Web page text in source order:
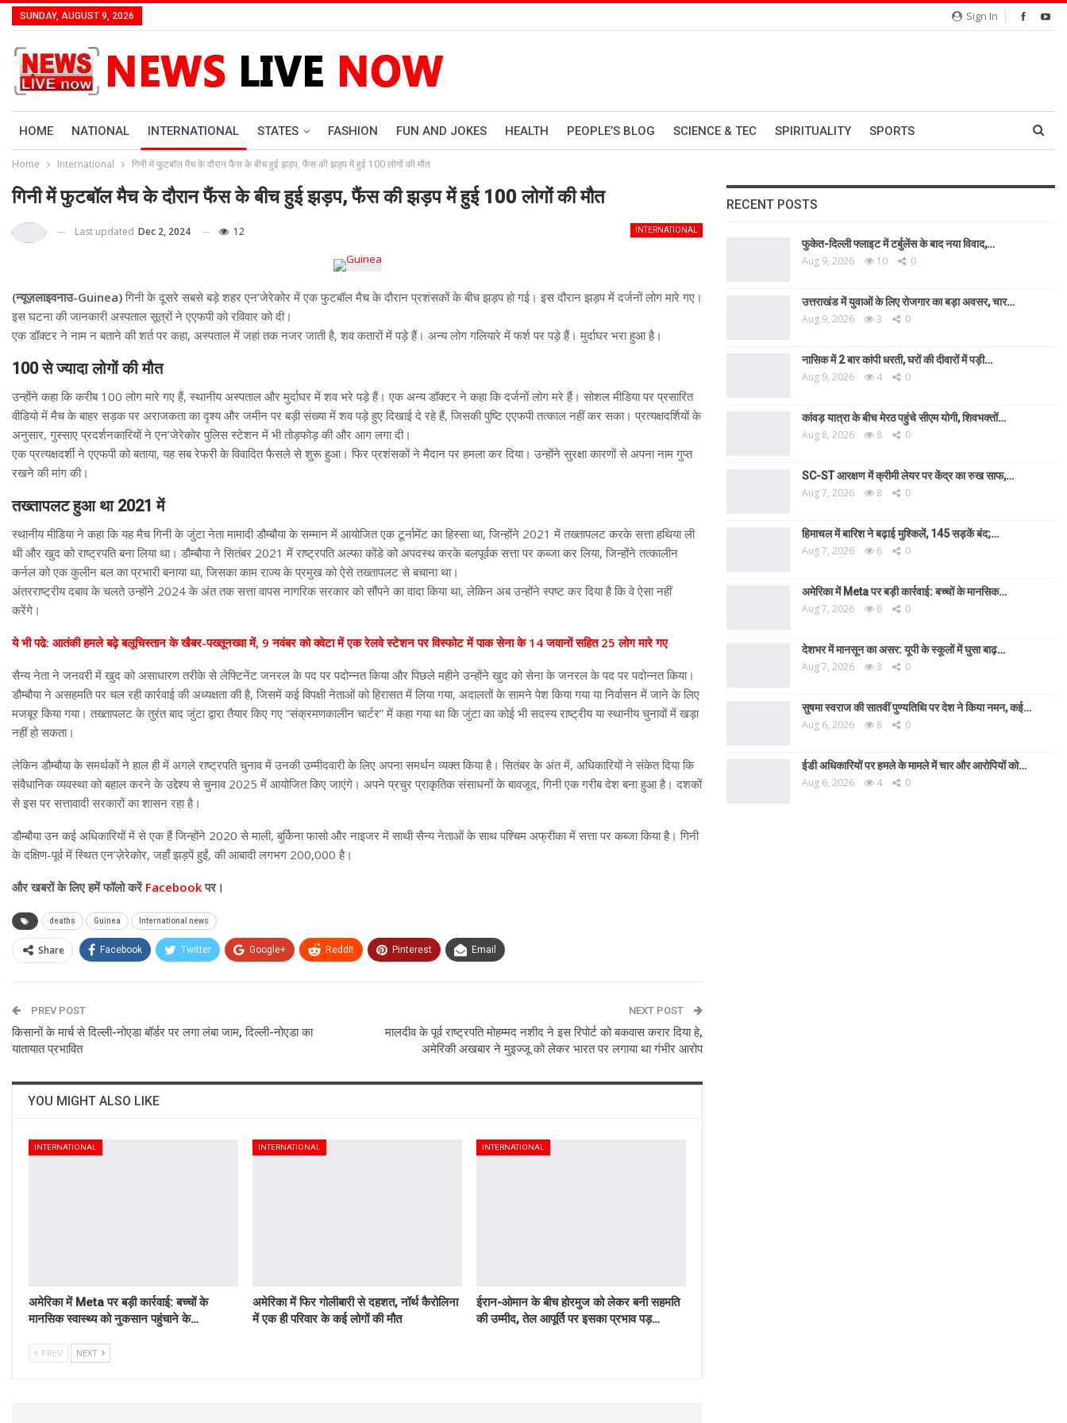
Sign In
SUNDAY, AUGUST 9, 2026
HOME NATIONAL INTERNATIONAL STATES FASHION FUN AND JOKES HEALTH PEOPLE’S BLOG SCIENCE & TEC SPIRITUALITY SPORTS
Home International गिनी में फुटबॉल मैच के दौरान फैंस के बीच हुई झड़प, फैंस की झड़प में हुई 100 लोगों की मौत
गिनी में फुटबॉल मैच के दौरान फैंस के बीच हुई झड़प, फैंस की झड़प में हुई 100 लोगों की मौत
INTERNATIONAL
Last updated Dec 2, 2024 12
(न्यूज़लाइवनाउ-Guinea)गिनी के दूसरे सबसे बड़े शहर एन’जेरेकोर में एक फुटबॉल मैच के दौरान प्रशंसकों के बीच झड़प हो गई। इस दौरान झड़प में दर्जनों लोग मारे गए।
इस घटना की जानकारी अस्पताल सूत्रों ने एएफपी को रविवार को दी।
एक डॉक्टर ने नाम न बताने की शर्त पर कहा, अस्पताल में जहां तक ​​नजर जाती है, शव कतारों में पड़े हैं। अन्य लोग गलियारे में फर्श पर पड़े हैं। मुर्दाघर भरा हुआ है।
100 से ज्यादा लोगों की मौत
उन्होंने कहा कि करीब 100 लोग मारे गए हैं, स्थानीय अस्पताल और मुर्दाघर में शव भरे पड़े हैं। एक अन्य डॉक्टर ने कहा कि दर्जनों लोग मरे हैं। सोशल मीडिया पर प्रसारित
वीडियो में मैच के बाहर सड़क पर अराजकता का दृश्य और जमीन पर बड़ी संख्या में शव पड़े हुए दिखाई दे रहे हैं, जिसकी पुष्टि एएफपी तत्काल नहीं कर सका। प्रत्यक्षदर्शियों के
अनुसार, गुस्साए प्रदर्शनकारियों ने एन’जेरेकोर पुलिस स्टेशन में भी तोड़फोड़ की और आग लगा दी।
एक प्रत्यक्षदर्शी ने एएफपी को बताया, यह सब रेफरी के विवादित फैसले से शुरू हुआ। फिर प्रशंसकों ने मैदान पर हमला कर दिया। उन्होंने सुरक्षा कारणों से अपना नाम गुप्त
रखने की मांग की।
तख्तापलट हुआ था 2021 में
स्थानीय मीडिया ने कहा कि यह मैच गिनी के जुंटा नेता मामादी डौम्बौया के सम्मान में आयोजित एक टूर्नामेंट का हिस्सा था, जिन्होंने 2021 में तख्तापलट करके सत्ता हथिया ली
थी और खुद को राष्ट्रपति बना लिया था। डौम्बौया ने सितंबर 2021 में राष्ट्रपति अल्फा कोंडे को अपदस्थ करके बलपूर्वक सत्ता पर कब्जा कर लिया, जिन्होंने तत्कालीन
कर्नल को एक कुलीन बल का प्रभारी बनाया था, जिसका काम राज्य के प्रमुख को ऐसे तख्तापलट से बचाना था।
अंतरराष्ट्रीय दबाव के चलते उन्होंने 2024 के अंत तक सत्ता वापस नागरिक सरकार को सौंपने का वादा किया था, लेकिन अब उन्होंने स्पष्ट कर दिया है कि वे ऐसा नहीं
करेंगे।
ये भी पढे: आतंकी हमले बढ़े बलूचिस्तान के खैबर-पख्तूनख्वा में, 9 नवंबर को क्वेटा में एक रेलवे स्टेशन पर विस्फोट में पाक सेना के 14 जवानों सहित 25 लोग मारे गए
सैन्य नेता ने जनवरी में खुद को असाधारण तरीके से लेफ्टिनेंट जनरल के पद पर पदोन्नत किया और पिछले महीने उन्होंने खुद को सेना के जनरल के पद पर पदोन्नत किया।
डौम्बौया ने असहमति पर चल रही कार्रवाई की अध्यक्षता की है, जिसमें कई विपक्षी नेताओं को हिरासत में लिया गया, अदालतों के सामने पेश किया गया या निर्वासन में जाने के लिए
मजबूर किया गया। तख्तापलट के तुरंत बाद जुंटा द्वारा तैयार किए गए “संक्रमणकालीन चार्टर” में कहा गया था कि जुंटा का कोई भी सदस्य राष्ट्रीय या स्थानीय चुनावों में खड़ा
नहीं हो सकता।
लेकिन डौम्बौया के समर्थकों ने हाल ही में अगले राष्ट्रपति चुनाव में उनकी उम्मीदवारी के लिए अपना समर्थन व्यक्त किया है। सितंबर के अंत में, अधिकारियों ने संकेत दिया कि
संवैधानिक व्यवस्था को बहाल करने के उद्देश्य से चुनाव 2025 में आयोजित किए जाएंगे। अपने प्रचुर प्राकृतिक संसाधनों के बावजूद, गिनी एक गरीब देश बना हुआ है। दशकों
से इस पर सत्तावादी सरकारों का शासन रहा है।
डौम्बौया उन कई अधिकारियों में से एक हैं जिन्होंने 2020 से माली, बुर्किना फासो और नाइजर में साथी सैन्य नेताओं के साथ पश्चिम अफ्रीका में सत्ता पर कब्जा किया है। गिनी
के दक्षिण-पूर्व में स्थित एन’ज़ेरेकोर, जहाँ झड़पें हुईं, की आबादी लगभग 200,000 है।
औरखबरों के लिए हमें फॉलो करेंFacebookपर।
deaths Guinea International news
Share Facebook Twitter Google+ ReddIt Pinterest Email
PREV POST
किसानों के मार्च से दिल्ली-नोएडा बॉर्डर पर लगा लंबा जाम, दिल्ली-नोएडा का
यातायात प्रभावित
NEXT POST
मालदीव के पूर्व राष्ट्रपति मोहम्मद नशीद ने इस रिपोर्ट को बकवास करार दिया हे,
अमेरिकी अखबार ने मुइज्जू को लेकर भारत पर लगाया था गंभीर आरोप
YOU MIGHT ALSO LIKE
INTERNATIONAL
अमेरिका में Meta पर बड़ी कार्रवाई: बच्चों के
मानसिक स्वास्थ्य को नुकसान पहुंचाने के…
INTERNATIONAL
अमेरिका में फिर गोलीबारी से दहशत, नॉर्थ कैरोलिना
में एक ही परिवार के कई लोगों की मौत
INTERNATIONAL
ईरान-ओमान के बीच होरमुज को लेकर बनी सहमति
की उम्मीद, तेल आपूर्ति पर इसका प्रभाव पड़…
PREV NEXT
RECENT POSTS
फुकेत-दिल्ली फ्लाइट में टर्बुलेंस के बाद नया विवाद,…
Aug 9, 2026 10 0
उत्तराखंड में युवाओं के लिए रोजगार का बड़ा अवसर, चार…
Aug 9, 2026 3 0
नासिक में 2 बार कांपी धरती, घरों की दीवारों में पड़ी…
Aug 9, 2026 4 0
कांवड़ यात्रा के बीच मेरठ पहुंचे सीएम योगी, शिवभक्तों…
Aug 8, 2026 8 0
SC-ST आरक्षण में क्रीमी लेयर पर केंद्र का रुख साफ,…
Aug 7, 2026 8 0
हिमाचल में बारिश ने बढ़ाई मुश्किलें, 145 सड़कें बंद;…
Aug 7, 2026 6 0
अमेरिका में Meta पर बड़ी कार्रवाई: बच्चों के मानसिक…
Aug 7, 2026 6 0
देशभर में मानसून का असर: यूपी के स्कूलों में घुसा बाढ़…
Aug 7, 2026 3 0
सुषमा स्वराज की सातवीं पुण्यतिथि पर देश ने किया नमन, कई…
Aug 6, 2026 8 0
ईडी अधिकारियों पर हमले के मामले में चार और आरोपियों को…
Aug 6, 2026 4 0